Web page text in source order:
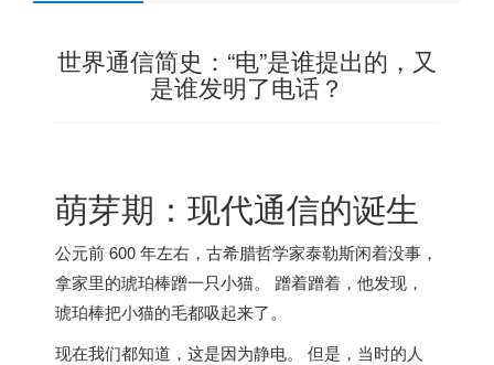
世界通信简史：“电”是谁提出的，又
是谁发明了电话？
萌芽期：现代通信的诞生
公元前 600 年左右，古希腊哲学家泰勒斯闲着没事，
拿家里的琥珀棒蹭一只小猫。 蹭着蹭着，他发现，
琥珀棒把小猫的毛都吸起来了。
现在我们都知道，这是因为静电。 但是，当时的人